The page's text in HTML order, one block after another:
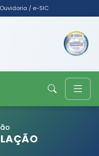
Ouvidoria / e-SIC